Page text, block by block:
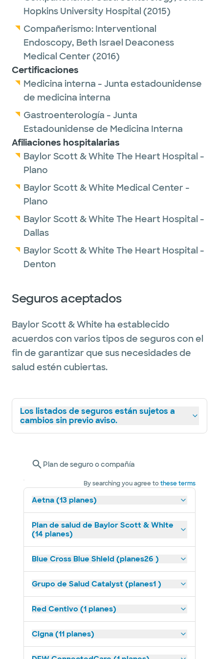
completed his clinical fellowship in general
gastroenterology and hepatology at the
Johns Hopkins Hospital before undergoing a
rigorous year of additional training in
advanced therapeutic endoscopy at the
Beth Israel Deaconess Medical
Center/Harvard Medical School in Boston,
Massachusetts. Dr. Bapat is happy to be back
in the Dallas area, and is looking forward to
providing advanced minimally-invasive
endoscopic therapeutic modalities for his
patients.
Hopkins University Hospital (2015)
Compañerismo: Interventional
Endoscopy, Beth Israel Deaconess
Medical Center (2016)
Certificaciones
Medicina interna - Junta estadounidense
de medicina interna
Gastroenterología - Junta
Estadounidense de Medicina Interna
Afiliaciones hospitalarias
Baylor Scott & White The Heart Hospital -
Plano
Baylor Scott & White Medical Center -
Plano
Baylor Scott & White The Heart Hospital -
Dallas
Baylor Scott & White The Heart Hospital -
Denton
Seguros aceptados
Baylor Scott & White ha establecido
acuerdos con varios tipos de seguros con el
fin de garantizar que sus necesidades de
salud estén cubiertas.
Los listados de seguros están sujetos a
cambios sin previo aviso.
Plan de seguro o compañía
By searching you agree tothese terms
Aetna (13 planes)
Plan de salud de Baylor Scott & White
(14 planes)
Blue Cross Blue Shield (planes26 )
Grupo de Salud Catalyst (planes1 )
Red Centivo (1 planes)
Cigna (11 planes)